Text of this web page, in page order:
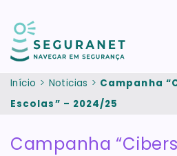
Início Noticias
Campanha
Escolas” – 2024/25
Campanha